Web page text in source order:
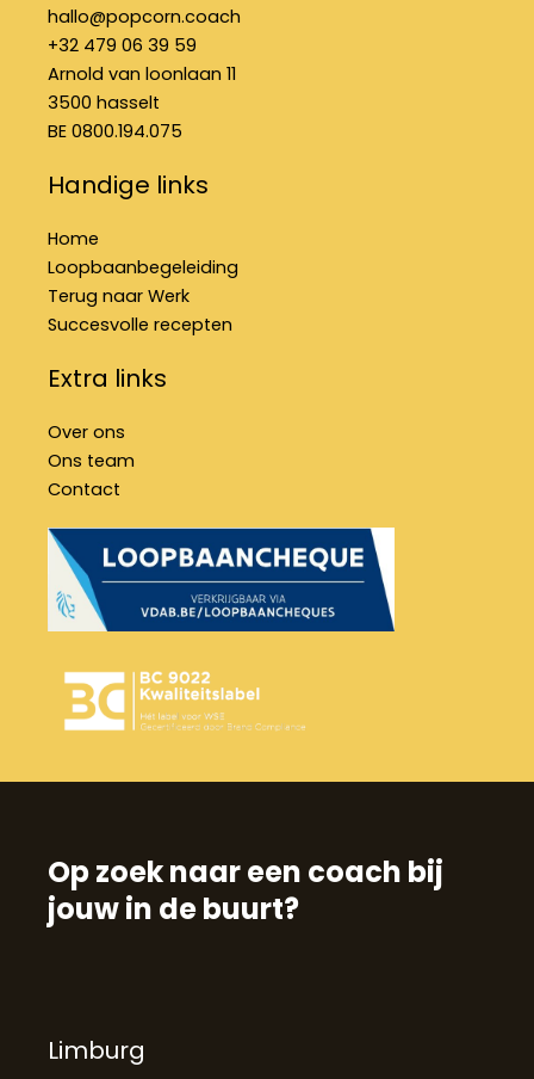
o
k
-
f
r
a
m
i
n
hallo@popcorn.coach
+32 479 06 39 59
Arnold van loonlaan 11
3500 hasselt
BE 0800.194.075
Handige links
Home
Loopbaanbegeleiding
Terug naar Werk
Succesvolle recepten
Extra links
Over ons
Ons team
Contact
Op zoek naar een coach bij
jouw in de buurt?
Limburg